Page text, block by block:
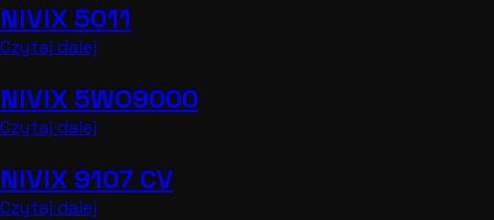
NIVIX 5011
Czytaj dalej
NIVIX 5WO9000
Czytaj dalej
NIVIX 9107 CV
Czytaj dalej